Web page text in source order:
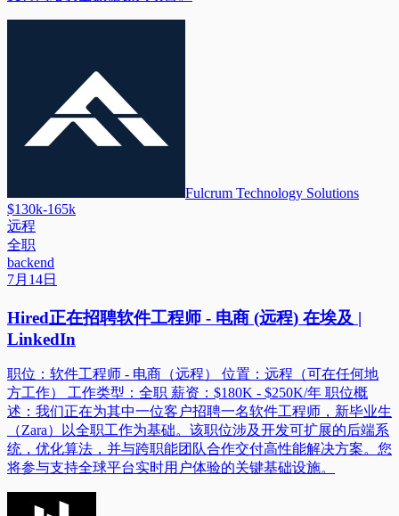
Fulcrum Technology Solutions
$130k-165k
远程
全职
backend
7月14日
Hired正在招聘软件工程师 - 电商 (远程) 在埃及 |
LinkedIn
职位：软件工程师 - 电商（远程） 位置：远程（可在任何地
方工作） 工作类型：全职 薪资：$180K - $250K/年 职位概
述：我们正在为其中一位客户招聘一名软件工程师，新毕业生
（Zara）以全职工作为基础。该职位涉及开发可扩展的后端系
统，优化算法，并与跨职能团队合作交付高性能解决方案。您
将参与支持全球平台实时用户体验的关键基础设施。